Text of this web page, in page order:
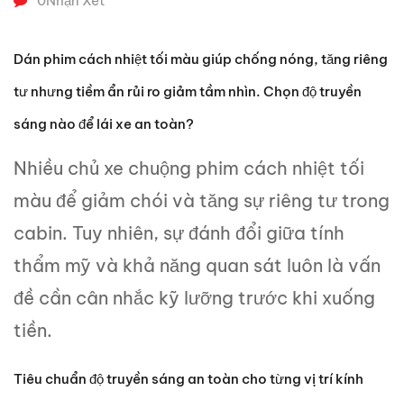
Dán phim cách nhiệt tối màu giúp chống nóng, tăng riêng
tư nhưng tiềm ẩn rủi ro giảm tầm nhìn. Chọn độ truyền
sáng nào để lái xe an toàn?
Nhiều chủ xe chuộng phim cách nhiệt tối
màu để giảm chói và tăng sự riêng tư trong
cabin. Tuy nhiên, sự đánh đổi giữa tính
thẩm mỹ và khả năng quan sát luôn là vấn
đề cần cân nhắc kỹ lưỡng trước khi xuống
tiền.
Tiêu chuẩn độ truyền sáng an toàn cho từng vị trí kính